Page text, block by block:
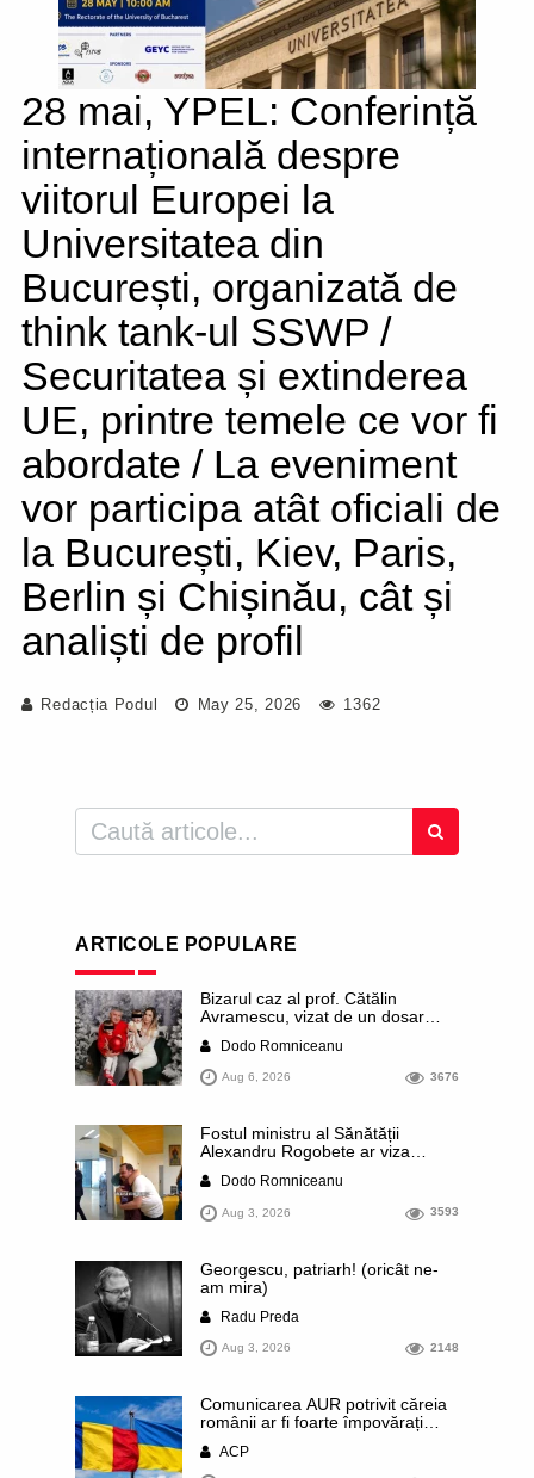
28 mai, YPEL: Conferință
internațională despre
viitorul Europei la
Universitatea din
București, organizată de
think tank-ul SSWP /
Securitatea și extinderea
UE, printre temele ce vor fi
abordate / La eveniment
vor participa atât oficiali de
la București, Kiev, Paris,
Berlin și Chișinău, cât și
analiști de profil
Redacția Podul May 25, 2026 1362
ARTICOLE POPULARE
Bizarul caz al prof. Cătălin
Avramescu, vizat de un dosar
infantilă”. Miroase a execuție
stalinistă. Cea mai imundă parte a
presei publică inclusiv documente
dezvăluite date ultra-personale
ale profesorului, inclusiv
diagnostice și tratamente
Dodo Romniceanu
Aug 6, 2026 3676
Fostul ministru al Sănătății
Alexandru Rogobete ar viza
funcția lui Dominic Fritz de primar
al orașului Timișoara. Pesedistul
publică imagini demne de Coreea
de Nord cu femei din Timișoara
Dodo Romniceanu
Aug 3, 2026 3593
Georgescu, patriarh! (oricât ne-
am mira)
Radu Preda
Aug 3, 2026 2148
Comunicarea AUR potrivit căreia
românii ar fi foarte împovărați
acordat Ucrainei este contrazisă
ACP